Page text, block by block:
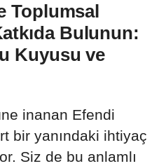
Toplumsal
Bulunun:
Kuyusu ve
inanan Efendi
bir yanındaki ihtiyaç
Siz de bu anlamlı